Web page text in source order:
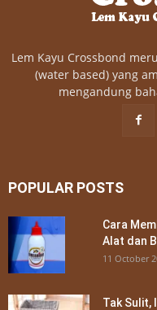
Lem Kayu Crossbond
(water based) yang
mengandung
POPULAR POSTS
Cara
Alat dan
11 October
Tak Sulit,